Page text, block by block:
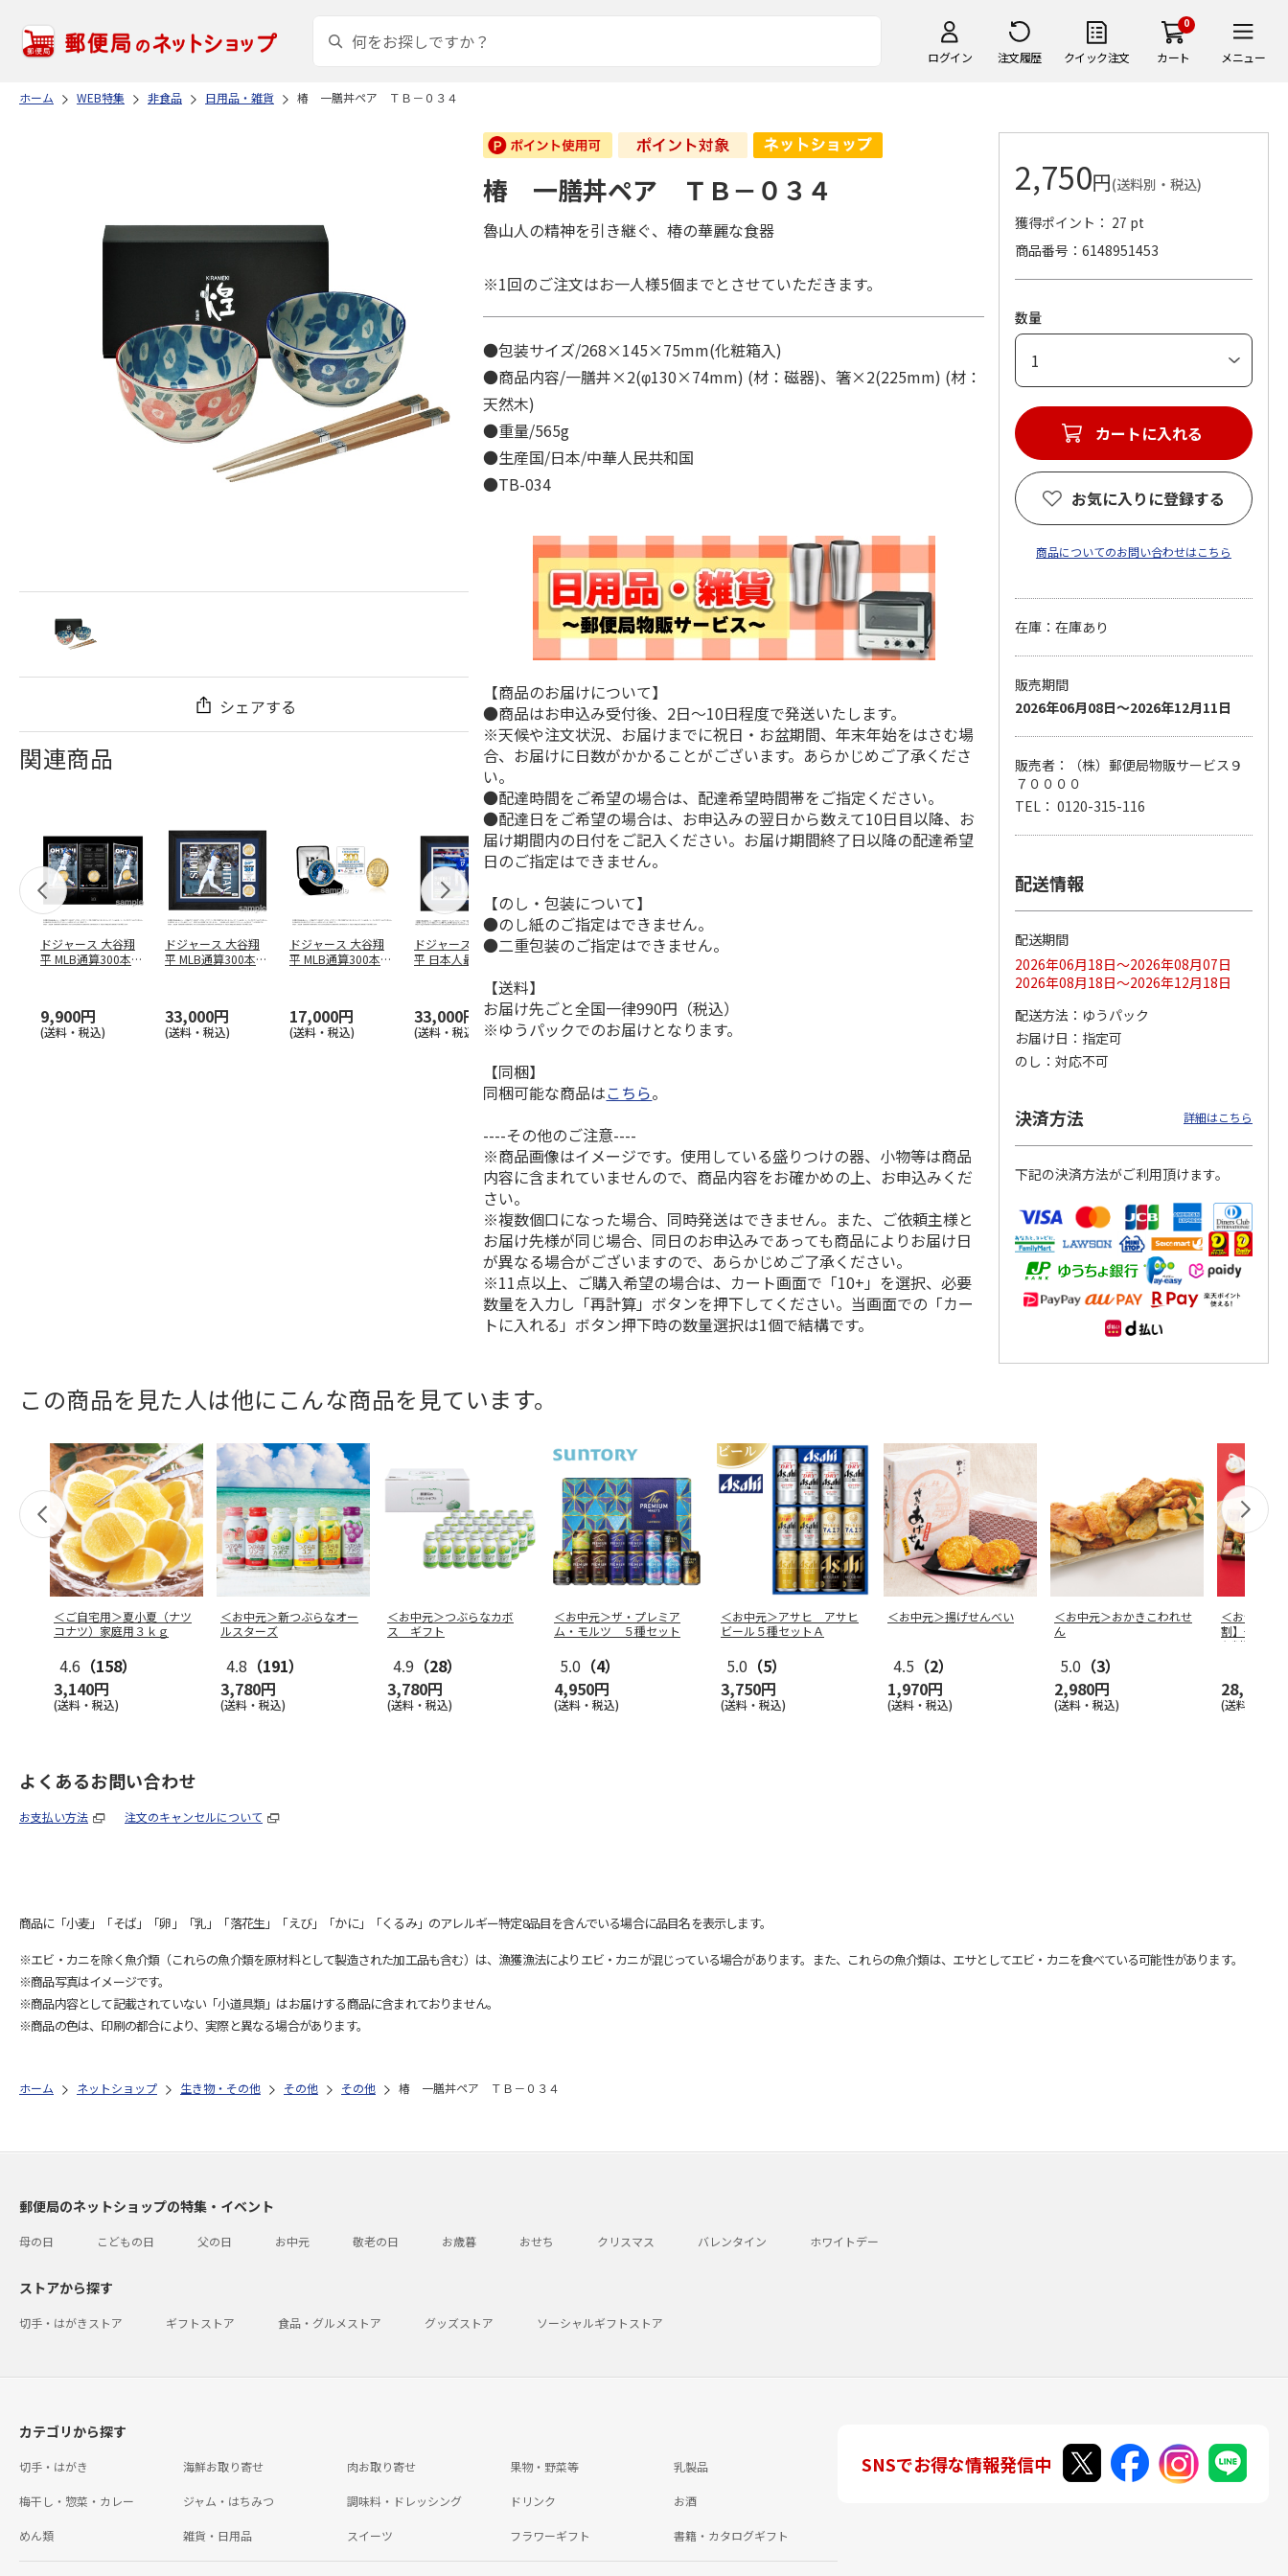
ログイン 注文履歴 クイック注文
0
カート メニュー
ホーム WEB特集 非食品 日用品・雑貨 椿 一膳丼ペア ＴＢ－０３４
シェアする
関連商品
ドジャース 大谷翔
平 MLB通算300本塁
9,900円
(送料・税込)
ドジャース 大谷翔
平 MLB通算300本塁
33,000円
(送料・税込)
ドジャース 大谷翔
平 MLB通算300本塁
17,000円
(送料・税込)
ドジャース 大谷翔
平 日本人最多53試
33,000円
(送料・税込)
MLB ドジャース 大
谷翔平 2026 NL 3・
33,000円
(送料・税込)
ドジャース 大谷翔
9,900円
(送料・税込)
ドジャース 大谷翔
平 日本人最多53試
合連続出塁記念 シ
ル…
17,000円
(送料・税込)
谷翔平 2026 NL 3・
4月投手…
椿 一膳丼ペア ＴＢ－０３４
魯山人の精神を引き継ぐ、椿の華麗な食器
※1回のご注文はお一人様5個までとさせていただきます。
●包装サイズ/268×145×75mm(化粧箱入)
●商品内容/一膳丼×2(φ130×74mm) (材：磁器)、箸×2(225mm) (材：
天然木)
●重量/565g
●生産国/日本/中華人民共和国
●TB-034
【商品のお届けについて】
●商品はお申込み受付後、2日～10日程度で発送いたします。
※天候や注文状況、お届けまでに祝日・お盆期間、年末年始をはさむ場
合、お届けに日数がかかることがございます。あらかじめご了承くださ
い。
●配達時間をご希望の場合は、配達希望時間帯をご指定ください。
●配達日をご希望の場合は、お申込みの翌日から数えて10日目以降、お
届け期間内の日付をご記入ください。お届け期間終了日以降の配達希望
日のご指定はできません。
【のし・包装について】
●のし紙のご指定はできません。
●二重包装のご指定はできません。
【送料】
お届け先ごと全国一律990円（税込）
※ゆうパックでのお届けとなります。
【同梱】
同梱可能な商品はこちら。
----その他のご注意----
※商品画像はイメージです。使用している盛りつけの器、小物等は商品
内容に含まれていませんので、商品内容をお確かめの上、お申込みくだ
さい。
※複数個口になった場合、同時発送はできません。また、ご依頼主様と
お届け先様が同じ場合、同日のお申込みであっても商品によりお届け日
が異なる場合がございますので、あらかじめご了承ください。
※11点以上、ご購入希望の場合は、カート画面で「10+」を選択、必要
数量を入力し「再計算」ボタンを押下してください。当画面での「カー
トに入れる」ボタン押下時の数量選択は1個で結構です。
2,750円(送料別・税込)
獲得ポイント： 27 pt
商品番号
6148951453
数量
カートに入れる
お気に入りに登録する
商品についてのお問い合わせはこちら
在庫：在庫あり
販売期間
2026年06月08日～2026年12月11日
販売者：（株）郵便局物販サービス９
７００００
TEL： 0120-315-116
配送情報
配送期間
2026年06月18日～2026年08月07日
2026年08月18日～2026年12月18日
配送方法
ゆうパック
お届け日
指定可
のし
対応不可
決済方法 詳細はこちら
下記の決済方法がご利用頂けます。
この商品を見た人は他にこんな商品を見ています。
＜ご自宅用＞夏小夏（ナツ
コナツ）家庭用３ｋｇ
4.6 （158）
3,140円
(送料・税込)
＜お中元＞新つぶらなオー
ルスターズ
4.8 （191）
3,780円
(送料・税込)
＜お中元＞つぶらなカボ
ス ギフト
4.9 （28）
3,780円
(送料・税込)
＜お中元＞ザ・プレミア
ム・モルツ ５種セット
5.0 （4）
4,950円
(送料・税込)
＜お中元＞アサヒ アサヒ
ビール５種セットＡ
5.0 （5）
3,750円
(送料・税込)
＜お中元＞揚げせんべい
4.5 （2）
1,970円
(送料・税込)
＜お中元＞おかきこわれせ
ん
5.0 （3）
2,980円
(送料・税込)
＜おせち＞
割】千賀屋
ち料理「千
28,980円
(送料・税込)
よくあるお問い合わせ
お支払い方法 注文のキャンセルについて
商品に「小麦」「そば」「卵」「乳」「落花生」「えび」「かに」「くるみ」のアレルギー特定8品目を含んでいる場合に品目名を表示します。
※エビ・カニを除く魚介類（これらの魚介類を原材料として製造された加工品も含む）は、漁獲漁法によりエビ・カニが混じっている場合があります。また、これらの魚介類は、エサとしてエビ・カニを食べている可能性があります。
※商品写真はイメージです。
※商品内容として記載されていない「小道具類」はお届けする商品に含まれておりません。
※商品の色は、印刷の都合により、実際と異なる場合があります。
ホーム ネットショップ 生き物・その他 その他 その他 椿 一膳丼ペア ＴＢ－０３４
郵便局のネットショップの特集・イベント
母の日 こどもの日 父の日 お中元 敬老の日 お歳暮 おせち クリスマス バレンタイン ホワイトデー
ストアから探す
切手・はがきストア ギフトストア 食品・グルメストア グッズストア ソーシャルギフトストア
カテゴリから探す
切手・はがき 海鮮お取り寄せ 肉お取り寄せ 果物・野菜等 乳製品
梅干し・惣菜・カレー ジャム・はちみつ 調味料・ドレッシング ドリンク お酒
めん類 雑貨・日用品 スイーツ フラワーギフト 書籍・カタログギフト
SNSでお得な情報発信中